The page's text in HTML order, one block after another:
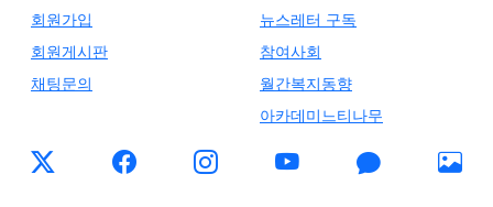
회원가입
회원게시판
채팅문의
뉴스레터 구독
참여사회
월간복지동향
아카데미느티나무